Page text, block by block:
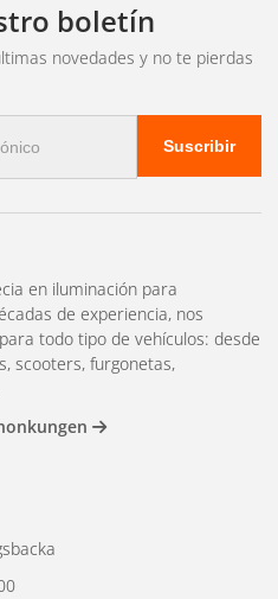
boletín
novedades y no te pierdas
Suscribir
en iluminación para
de experiencia, nos
todo tipo de vehículos: desde
scooters, furgonetas,